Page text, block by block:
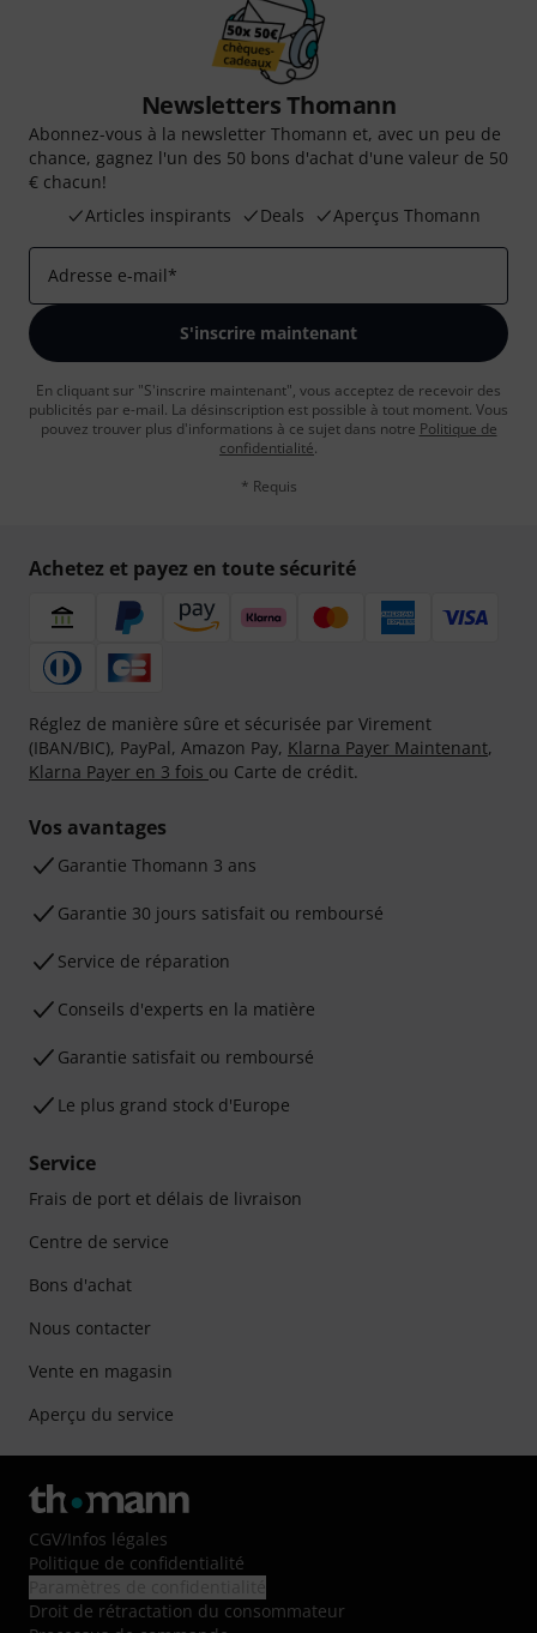
Newsletters Thomann
Abonnez-vous à la newsletter Thomann et, avec un peu de
chance, gagnez l'un des 50 bons d'achat d'une valeur de 50
€ chacun!
Articles inspirants
Deals Aperçus Thomann
Adresse e-mail*
S'inscrire maintenant
En cliquant sur "S'inscrire maintenant", vous acceptez de recevoir des
publicités par e-mail. La désinscription est possible à tout moment. Vous
pouvez trouver plus d'informations à ce sujet dans notre Politique de
confidentialité.
* Requis
Achetez et payez en toute sécurité
Réglez de manière sûre et sécurisée par Virement
(IBAN/BIC), PayPal, Amazon Pay, Klarna Payer Maintenant,
Klarna Payer en 3 fois ou Carte de crédit.
Vos avantages
Ga­ran­tie Thomann 3 ans
Garantie 30 jours satisfait ou remboursé
Service de réparation
Conseils d'experts en la matière
Garantie satisfait ou remboursé
Le plus grand stock d'Europe
Service
Frais de port et délais de livraison
Centre de service
Bons d'achat
Nous contacter
Vente en magasin
Aperçu du service
CGV/Infos légales
Politique de confidentialité
Droit de rétractation du consommateur